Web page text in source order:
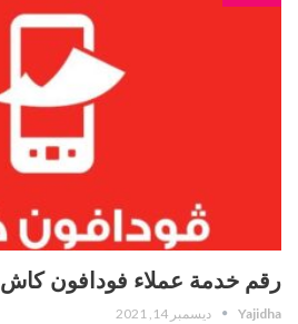
رقم خدمة عملاء فودافون كاش
Yajidha ديسمبر 14, 2021